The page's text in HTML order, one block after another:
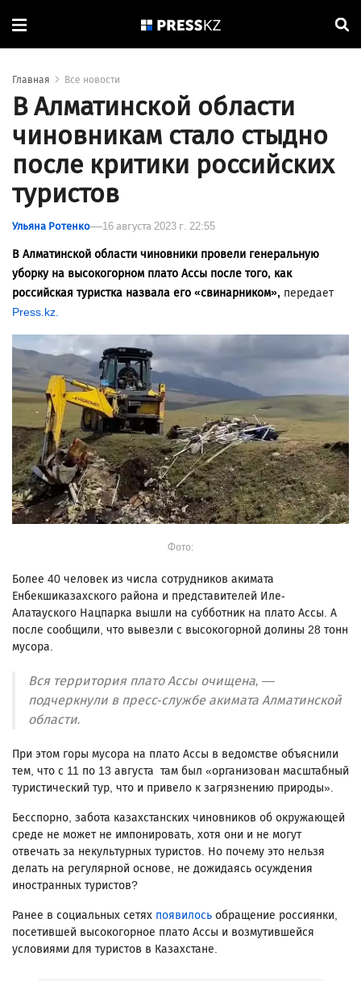
Главная Все новости
В Алматинской области
чиновникам стало стыдно
после критики российских
туристов
Ульяна Ротенко 16 августа 2023 г. 22:55
В Алматинской области чиновники провели генеральную
уборку на высокогорном плато Ассы после того, как
российская туристка назвала его «свинарником», передает
Press.kz.
Фото:
Более 40 человек из числа сотрудников акимата
Енбекшиказахского района и представителей Иле-
Алатауского Нацпарка вышли на субботник на плато Ассы. А
после сообщили, что вывезли с высокогорной долины 28 тонн
мусора.
Вся территория плато Ассы очищена, —
подчеркнули в пресс-службе акимата Алматинской
области.
При этом горы мусора на плато Ассы в ведомстве объяснили
тем, что с 11 по 13 августа там был «организован масштабный
туристический тур, что и привело к загрязнению природы».
Бесспорно, забота казахстанских чиновников об окружающей
среде не может не импонировать, хотя они и не могут
отвечать за некультурных туристов. Но почему это нельзя
делать на регулярной основе, не дожидаясь осуждения
иностранных туристов?
Ранее в социальных сетях появилось обращение россиянки,
посетившей высокогорное плато Ассы и возмутившейся
условиями для туристов в Казахстане.